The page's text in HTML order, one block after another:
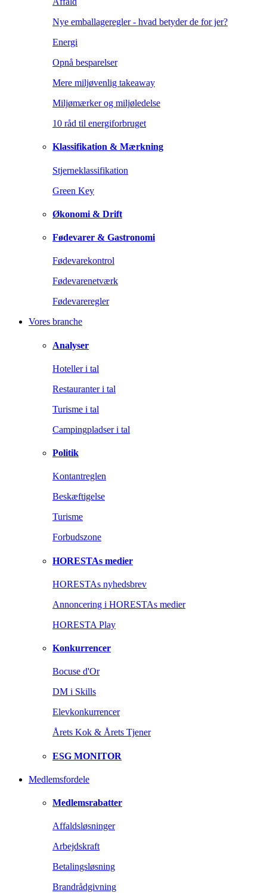
Nye emballageregler - hvad betyder de for jer?
Energi
Opnå besparelser
Mere miljøvenlig takeaway
Miljømærker og miljøledelse
10 råd til energiforbruget
Klassifikation & Mærkning
Stjerneklassifikation
Green Key
Økonomi & Drift
Fødevarer & Gastronomi
Fødevarekontrol
Fødevarenetværk
Fødevareregler
Vores branche
Analyser
Hoteller i tal
Restauranter i tal
Turisme i tal
Campingpladser i tal
Politik
Kontantreglen
Beskæftigelse
Turisme
Forbudszone
HORESTAs medier
HORESTAs nyhedsbrev
Annoncering i HORESTAs medier
HORESTA Play
Konkurrencer
Bocuse d'Or
DM i Skills
Elevkonkurrencer
Årets Kok & Årets Tjener
ESG MONITOR
Medlemsfordele
Medlemsrabatter
Affaldsløsninger
Arbejdskraft
Betalingsløsning
Brandrådgivning